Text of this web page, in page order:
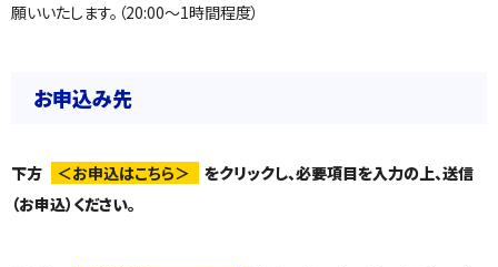
願いいたします。（20:00～1時間程度）
お申込み先
下方 ＜お申込はこちら＞
をクリックし、必要項目を入力の上、送信
（お申込）ください。